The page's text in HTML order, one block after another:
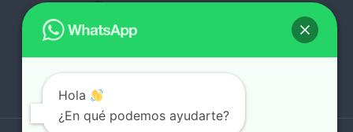
Leer más
Hola
¿En qué podemos ayudarte?